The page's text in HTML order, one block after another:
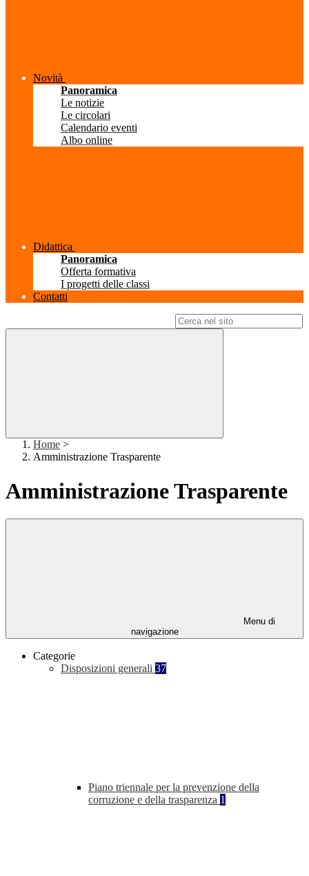
Novità
Panoramica
Le notizie
Le circolari
Calendario eventi
Albo online
Didattica
Panoramica
Offerta formativa
I progetti delle classi
Contatti
Home >
Amministrazione Trasparente
Amministrazione Trasparente
Menu di
navigazione
Categorie
Disposizioni generali 37
Piano triennale per la prevenzione della
corruzione e della trasparenza 1